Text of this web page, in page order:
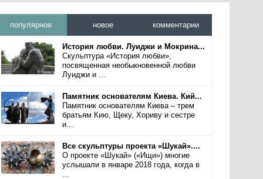
популярное новое комментарии
История любви. Луиджи и Мокрина...
Скульптура «История любви»,
посвященная необыкновенной любви
Луиджи и ...
Памятник основателям Киева. Кий...
Памятник основателям Киева – трем
братьям Кию, Щеку, Хориву и сестре
и...
Все скульптуры проекта «Шукай»....
О проекте «Шукай» («Ищи») многие
услышали в январе 2018 года, когда в
...